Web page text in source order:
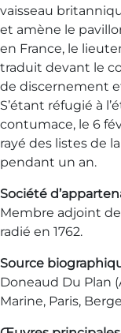
vaisseau
et amène le
en France, le
traduit devant le
de discernement
S’étant réfugié à
contumace, le 6
rayé des listes de
pendant un an.
Société
Membre adjoint de
radié en 1762.
Source
Doneaud Du Plan
Marine, Paris,